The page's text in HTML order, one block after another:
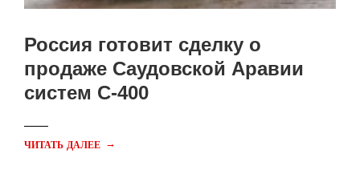
Россия готовит сделку о
продаже Саудовской Аравии
систем С-400
ЧИТАТЬ ДАЛЕЕ →